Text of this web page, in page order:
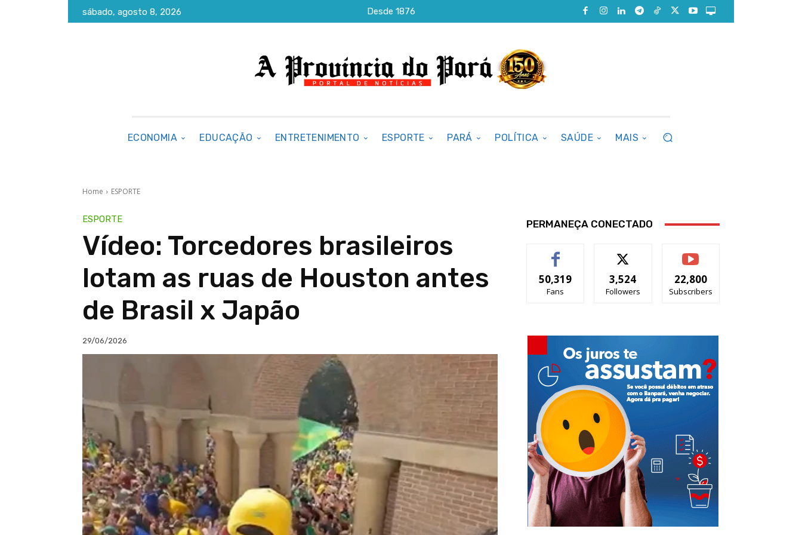
sábado, agosto 8, 2026 Desde 1876
ECONOMIA EDUCAÇÃO ENTRETENIMENTO ESPORTE PARÁ POLÍTICA SAÚDE MAIS
Home ESPORTE
ESPORTE
Vídeo: Torcedores brasileiros
lotam as ruas de Houston antes
de Brasil x Japão
29/06/2026
PERMANEÇA CONECTADO
50,319
Fans
3,524
Followers
22,800
Subscribers